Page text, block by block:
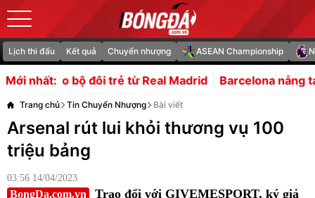
Lịch thi đấu Kết quả Chuyển nhượng ASEAN Championship
Mới nhất:
trẻ từ Real Madrid Barcelona nẫng tay trên Atletico
Trang chủ Tin Chuyển Nhượng Bài viết
Arsenal rút lui khỏi thương vụ 100
triệu bảng
03:56 14/04/2023
BongDa.com.vn
Trao đổi với GIVEMESPORT, ký giả